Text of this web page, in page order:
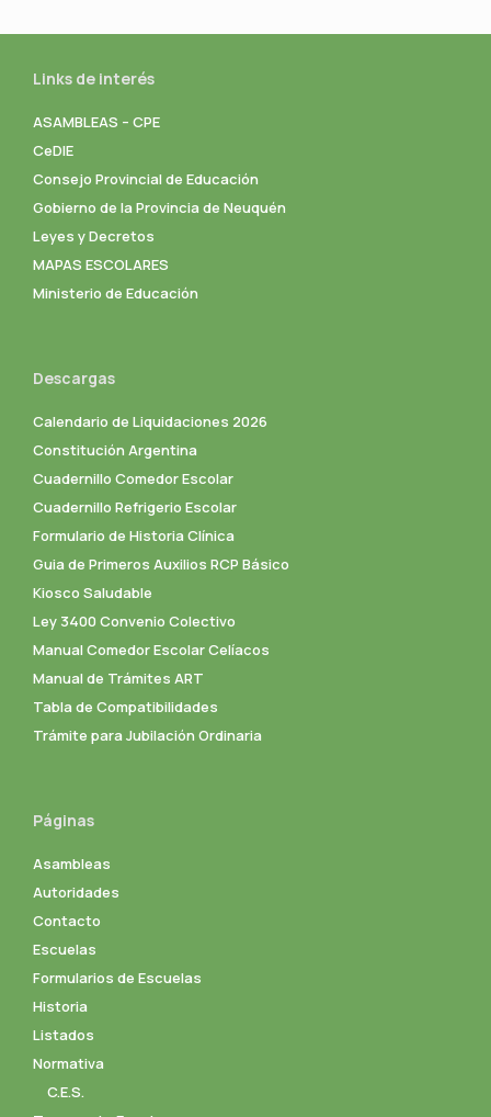
Links de interés
ASAMBLEAS – CPE
CeDIE
Consejo Provincial de Educación
Gobierno de la Provincia de Neuquén
Leyes y Decretos
MAPAS ESCOLARES
Ministerio de Educación
Descargas
Calendario de Liquidaciones 2026
Constitución Argentina
Cuadernillo Comedor Escolar
Cuadernillo Refrigerio Escolar
Formulario de Historia Clínica
Guia de Primeros Auxilios RCP Básico
Kiosco Saludable
Ley 3400 Convenio Colectivo
Manual Comedor Escolar Celíacos
Manual de Trámites ART
Tabla de Compatibilidades
Trámite para Jubilación Ordinaria
Páginas
Asambleas
Autoridades
Contacto
Escuelas
Formularios de Escuelas
Historia
Listados
Normativa
C.E.S.